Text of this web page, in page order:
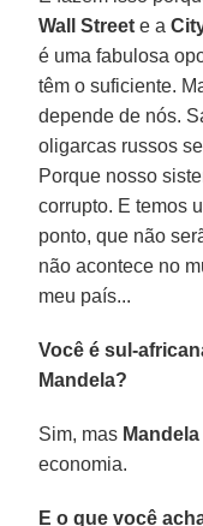
Wall
Street e a
é uma fabulosa
têm o suficiente.
depende de nós.
oligarcas russos
Porque nosso
corrupto. E temos
ponto, que não
não acontece no
meu país...
Você é sul-
Mandela?
Sim, mas Mandela
economia.
E o que você